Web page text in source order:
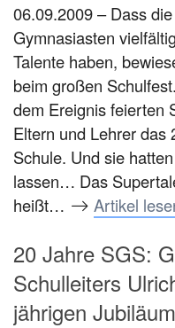
06.09.2009 – Dass
Gymnasiasten
Talente haben,
beim großen
dem Ereignis feierten
Eltern und Lehrer das
Schule. Und sie
lassen… Das
heißt…
Artikel
20 Jahre SGS:
Schulleiters
jährigen Jubiläum